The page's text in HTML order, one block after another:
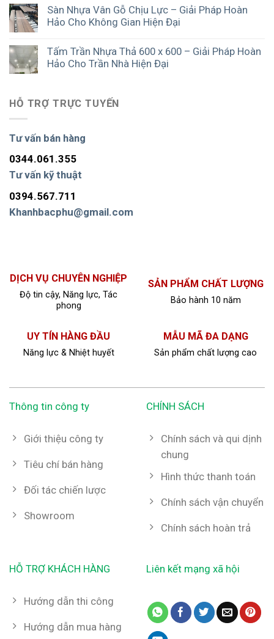
Sàn Nhựa Vân Gỗ Chịu Lực – Giải Pháp Hoàn
Hảo Cho Không Gian Hiện Đại
Tấm Trần Nhựa Thả 600 x 600 – Giải Pháp Hoàn
Hảo Cho Trần Nhà Hiện Đại
HỖ TRỢ TRỰC TUYẾN
Tư vấn bán hàng
0344.061.355
Tư vấn kỹ thuật
0394.567.711
Khanhbacphu@gmail.com
DỊCH VỤ CHUYÊN NGHIỆP
Độ tin cậy, Năng lực, Tác
phong
SẢN PHẨM CHẤT LƯỢNG
Bảo hành 10 năm
UY TÍN HÀNG ĐẦU
Năng lực & Nhiệt huyết
MẪU MÃ ĐA DẠNG
Sản phẩm chất lượng cao
Thông tin công ty
Giới thiệu công ty
Tiêu chí bán hàng
Đối tác chiến lược
Showroom
CHÍNH SÁCH
Chính sách và qui dịnh
chung
Hình thức thanh toán
Chính sách vận chuyển
Chính sách hoàn trả
HỖ TRỢ KHÁCH HÀNG
Hướng dẫn thi công
Hướng dẫn mua hàng
Liên kết mạng xã hội